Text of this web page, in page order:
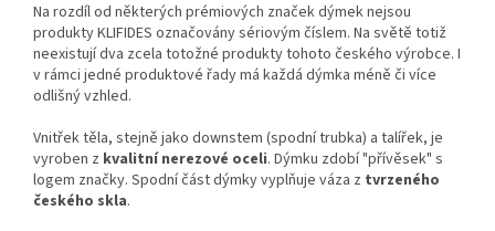
Na rozdíl od některých prémiových značek dýmek nejsou
produkty KLIFIDES označovány sériovým číslem. Na světě totiž
neexistují dva zcela totožné produkty tohoto českého výrobce. I
v rámci jedné produktové řady má každá dýmka méně či více
odlišný vzhled.
Vnitřek těla, stejně jako downstem (spodní trubka) a talířek, je
vyroben z kvalitní nerezové oceli. Dýmku zdobí "přívěsek" s
logem značky. Spodní část dýmky vyplňuje váza z tvrzeného
českého skla.